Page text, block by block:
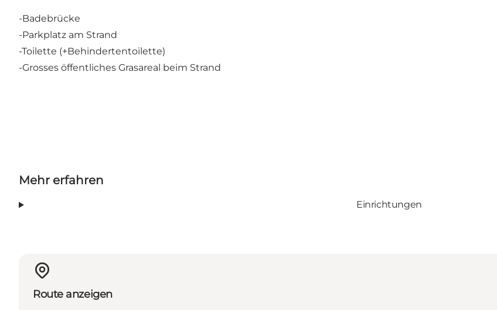
-Badebrücke
-Parkplatz am Strand
-Toilette (+Behindertentoilette)
-Grosses öffentliches Grasareal beim Strand
Mehr erfahren
Einrichtungen
Route anzeigen